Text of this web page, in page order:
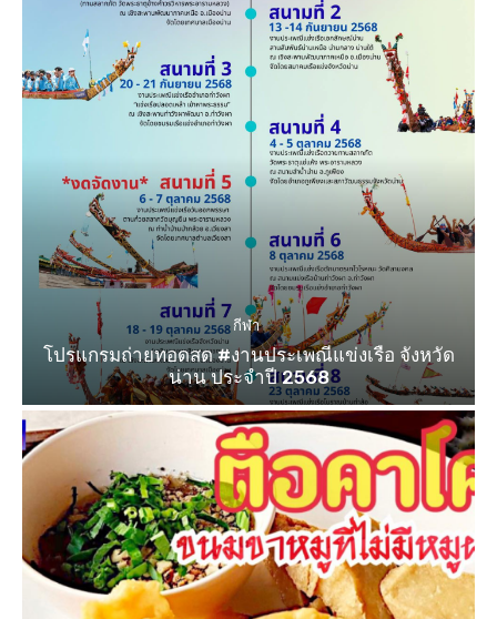
กีฬา
โปรแกรมถ่ายทอดสด #งานประเพณีแข่งเรือ จังหวัด
น่าน ประจำปี 2568